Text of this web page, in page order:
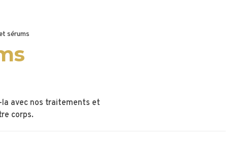
sérums
la avec nos traitements et
corps.